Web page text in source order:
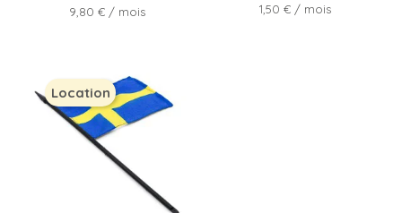
Prix
9,80 € / mois Prix
1,50 €/ mois
Location